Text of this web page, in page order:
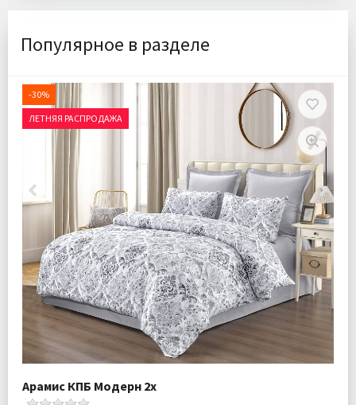
Популярное в разделе
-30%
ЛЕТНЯЯ РАСПРОДАЖА
Арамис КПБ Модерн 2х